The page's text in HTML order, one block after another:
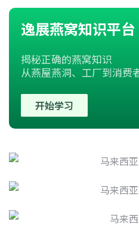
逸展燕窝知识平台
揭秘正确的燕窝知识
从燕屋燕洞、工厂到消费
开始学习